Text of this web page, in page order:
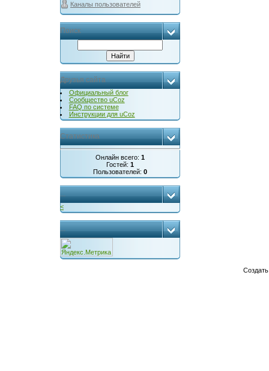
Каналы пользователей
Поиск
Друзья сайта
Официальный блог
Сообщество uCoz
FAQ по системе
Инструкции для uCoz
Статистика
Онлайн всего: 1
Гостей: 1
Пользователей: 0
...
<
...